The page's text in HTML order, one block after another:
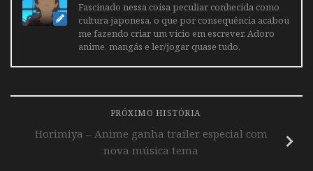
Fascinado nessa coisa peculiar conhecida como
cultura japonesa, o que por consequência acabou
me fazendo criar um vicio em escrever. Adoro
anime, mangás e ler/jogar quase tudo.
PRÓXIMO HISTÓRIA
Horimiya – Anime ganha trailer especial com
nova música tema